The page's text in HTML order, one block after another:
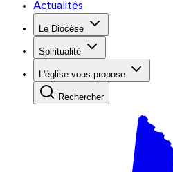
Actualités
Le Diocèse
Spiritualité
L'église vous propose
Rechercher